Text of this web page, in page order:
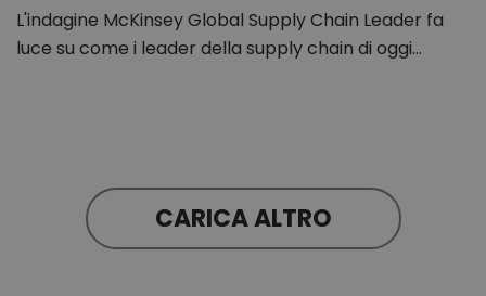
L'indagine McKinsey Global Supply Chain Leader fa
luce su come i leader della supply chain di oggi…
CARICA ALTRO